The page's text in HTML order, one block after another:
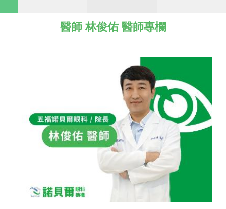
醫師 林俊佑 醫師專欄